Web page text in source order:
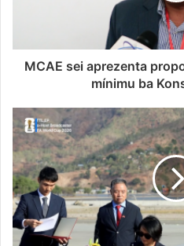
MCAE sei aprezenta
mínimu ba